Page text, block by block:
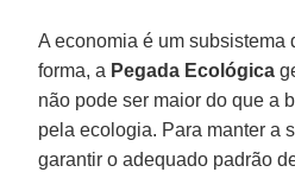
A economia é um subsistema
forma, a Pegada Ecológica
não pode ser maior do que a
pela ecologia. Para manter a
garantir o adequado padrão